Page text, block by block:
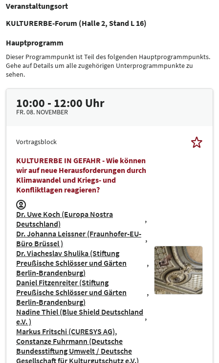
Veranstaltungsort
KULTURERBE-Forum (Halle 2, Stand L 16)
Hauptprogramm
Dieser Programmpunkt ist Teil des folgenden Hauptprogrammpunkts.
Gehe auf Details um alle zugehörigen Unterprogrammpunkte zu
sehen.
10:00 - 12:00 Uhr
FR. 08. NOVEMBER
Vortragsblock
KULTURERBE IN GEFAHR - Wie können
wir auf neue Herausforderungen durch
Klimawandel und Kriegs- und
Konfliktlagen reagieren?
Dr. Uwe Koch (Europa Nostra
Deutschland)
Dr. Johanna Leissner (Fraunhofer-EU-
Büro Brüssel )
Dr. Viacheslav Shulika (Stiftung
Preußische Schlösser und Gärten
Berlin-Brandenburg)
Daniel Fitzenreiter (Stiftung
Preußische Schlösser und Gärten
Berlin-Brandenburg)
Nadine Thiel (Blue Shield Deutschland
e.V. )
Markus Fritschi (CURESYS AG)
Constanze Fuhrmann (Deutsche
Bundesstiftung Umwelt / Deutsche
Gesellschaft für Kulturgutschutz e.V.)